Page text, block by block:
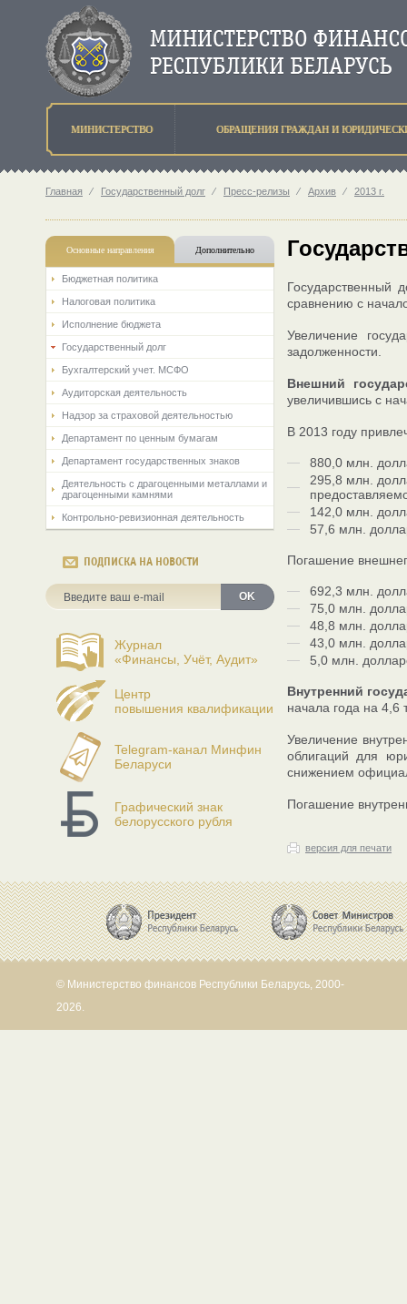
МИНИСТЕРСТВО ОБРАЩЕНИЯ ГРАЖДАН И
Главная ⁄ Государственный долг ⁄ Пресс-релизы ⁄ Архив ⁄ 2013 г.
Основные направления Дополнительно
Бюджетная политика
Налоговая политика
Исполнение бюджета
Государственный долг
Бухгалтерский учет. МСФО
Аудиторская деятельность
Надзор за страховой деятельностью
Департамент по ценным бумагам
Департамент государственных знаков
Деятельность с драгоценными металлами и
драгоценными камнями
Контрольно-ревизионная деятельность
ПОДПИСКА НА НОВОСТИ
OK
Журнал
«Финансы, Учёт, Аудит»
Центр
повышения квалификации
Telegram-канал Минфин
Беларуси
Графический знак
белорусского рубля
Государственный
сравнению с
Увеличение
задолженности.
Внешний
увеличившись с
В 2013 году
880,0 млн.
295,8 млн.
142,0 млн.
57,6 млн.
Погашение
692,3 млн.
75,0 млн.
48,8 млн.
43,0 млн.
5,0 млн.
Внутренний
начала года на 4,6
Увеличение
облигаций для
снижением
Погашение
версия для печати
© Министерство финансов Республики Беларусь, 2000-
2026.